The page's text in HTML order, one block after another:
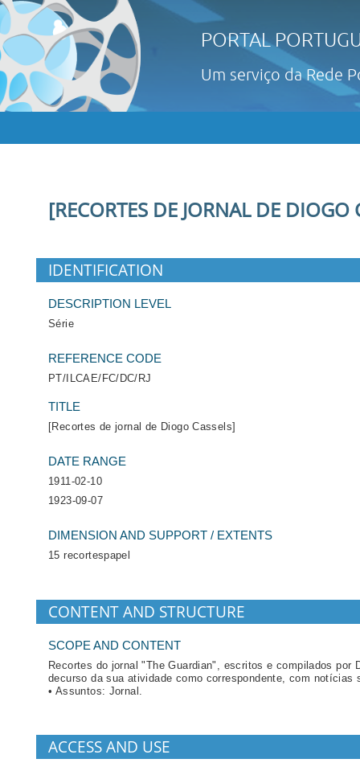
PORTAL
Um serviço da Rede
[RECORTES DE JORNAL DE DIOGO
IDENTIFICATION
DESCRIPTION LEVEL
Série
REFERENCE CODE
PT/ILCAE/FC/DC/RJ
TITLE
[Recortes de jornal de Diogo Cassels]
DATE RANGE
1911-02-10
1923-09-07
DIMENSION AND SUPPORT / EXTENTS
15 recortespapel
CONTENT AND STRUCTURE
SCOPE AND CONTENT
Recortes do jornal "The Guardian", escritos e compilados por
decurso da sua atividade como correspondente, com notícias
• Assuntos: Jornal.
ACCESS AND USE